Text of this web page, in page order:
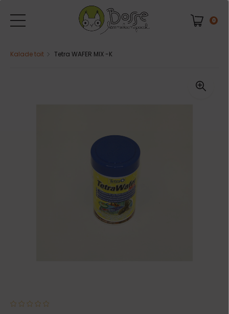
0
Kalade toit Tetra WAFER MIX -K